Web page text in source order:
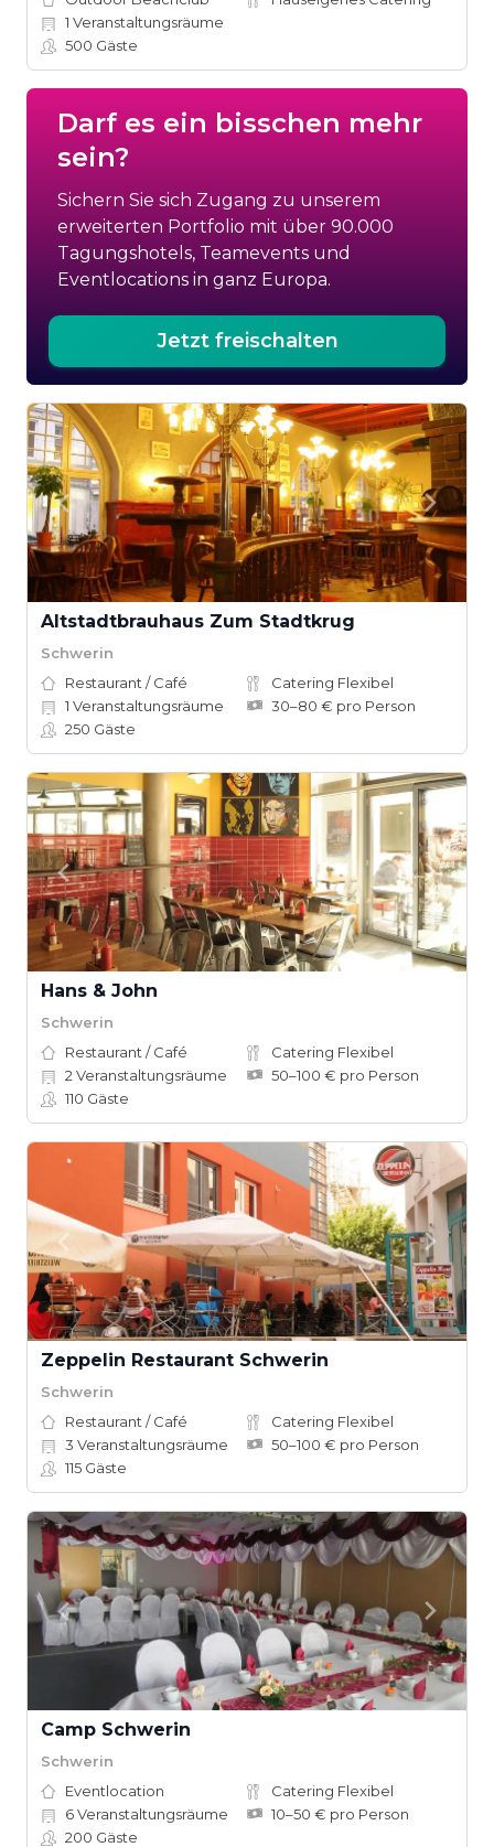
1 Veranstaltungsräume
500 Gäste
Darf es ein bisschen mehr
sein?
Sichern Sie sich Zugang zu unserem
erweiterten Portfolio mit über 90.000
Tagungshotels, Teamevents und
Eventlocations in ganz Europa.
Jetzt freischalten
Altstadtbrauhaus Zum Stadtkrug
Schwerin
Restaurant / Café
Catering Flexibel
1 Veranstaltungsräume
30–80 € pro Person
250 Gäste
Hans & John
Schwerin
Restaurant / Café
Catering Flexibel
2 Veranstaltungsräume
50–100 € pro Person
110 Gäste
Zeppelin Restaurant Schwerin
Schwerin
Restaurant / Café
Catering Flexibel
3 Veranstaltungsräume
50–100 € pro Person
115 Gäste
Camp Schwerin
Schwerin
Eventlocation
Catering Flexibel
6Veranstaltungsräume
10–50 € pro Person
200 Gäste